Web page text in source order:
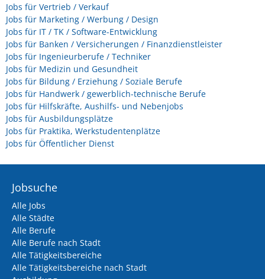
Jobs für Vertrieb / Verkauf
Jobs für Marketing / Werbung / Design
Jobs für IT / TK / Software-Entwicklung
Jobs für Banken / Versicherungen / Finanzdienstleister
Jobs für Ingenieurberufe / Techniker
Jobs für Medizin und Gesundheit
Jobs für Bildung / Erziehung / Soziale Berufe
Jobs für Handwerk / gewerblich-technische Berufe
Jobs für Hilfskräfte, Aushilfs- und Nebenjobs
Jobs für Ausbildungsplätze
Jobs für Praktika, Werkstudentenplätze
Jobs für Öffentlicher Dienst
Jobsuche
Alle Jobs
Alle Städte
Alle Berufe
Alle Berufe nach Stadt
Alle Tätigkeitsbereiche
Alle Tätigkeitsbereiche nach Stadt